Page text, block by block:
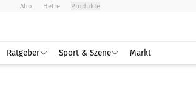
Abo Hefte Produkte
Ratgeber Sport & Szene Markt